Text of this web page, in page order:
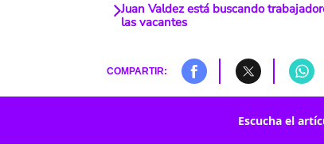
Juan Valdez está buscando
las vacantes
COMPARTIR:
Escucha el